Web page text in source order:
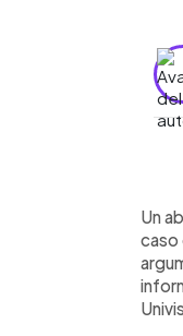
Un
caso